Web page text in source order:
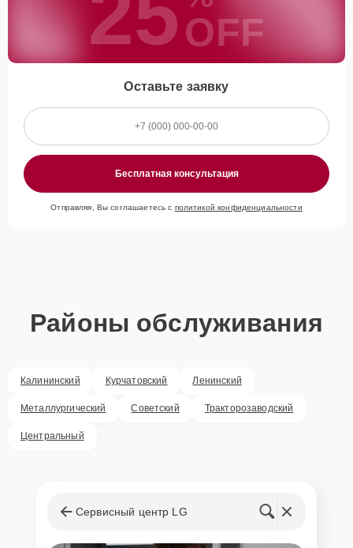
OFF
Оставьте заявку
Бесплатная консультация
Отправляя, Вы соглашаетесь с политикой конфиденциальности
Районы обслуживания
Калининский Курчатовский Ленинский
Металлургический Советский Тракторозаводский
Центральный
Сервисный центр LG